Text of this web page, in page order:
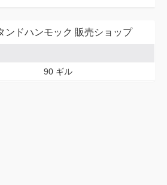
ンドハンモック 販売ショップ
90 ギル